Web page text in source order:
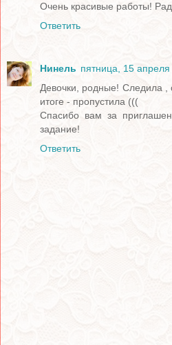
Очень красивые работы!
Ответить
Нинель пятница, 15
Девочки, родные! Следила ,
итоге - пропустила (((
Спасибо вам за
задание!
Ответить